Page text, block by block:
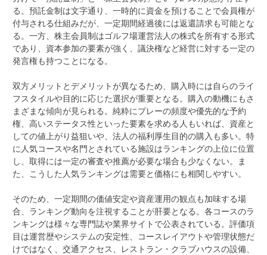
る。預託金制は文字通り、一時的に資金を預けることで会員権が
付与される仕組みだが、一定期間経過後には返還請求も可能とな
る。一方、株主会員制はゴルフ場運営法人の株式を所有する形式
であり、資本参加の要素が強く、議決権など経営に対する一定の
発言権も持つことになる。
双方メリットとデメリットが異なるため、購入時には自らのライ
フスタイルや目的に応じた選択が重要となる。購入の動機にもさ
まざまな傾向が見られる。純粋にプレーの頻度や優先的な予約
権、高いステータス性といった要素を求める人もいれば、資産と
しての値上がり益狙いや、法人の福利厚生目的の購入も多い。特
に人気コースや名門とされている施設はランキングの上位に位置
し、取得には一定の審査や推薦が必要な場合も少なくない。ま
た、こうした人気ランキングは需要と価格にも相関しやすい。
そのため、一定期間の価値安定や資産運用の観点も加味する場
合、ランキング動向を注視することが肝要となる。各コースのラ
ンキングは様々な専門誌や業界サイトで公表されている。評価項
目は運営歴やシステムの安定性、コースレイアウトや管理状態だ
けではなく、交通アクセス、レストラン・クラブハウスの設備、